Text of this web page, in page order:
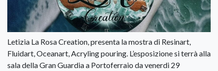
Letizia La Rosa Creation, presenta la mostra di Resinart,
Fluidart, Oceanart, Acryling pouring. L’esposizione si terrà alla
sala della Gran Guardia a Portoferraio da venerdi 29